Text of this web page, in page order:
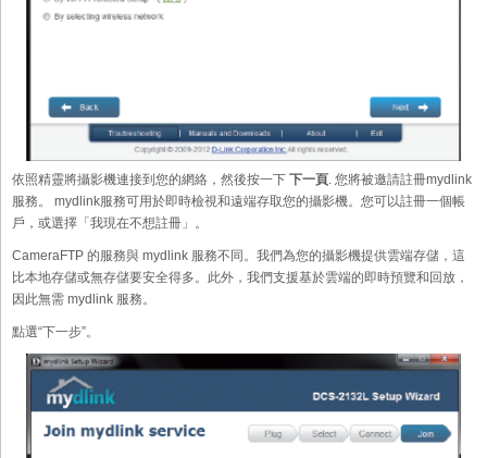
依照精靈將攝影機連接到您的網絡，然後按一下 下一頁. 您將被邀請註冊mydlink
服務。 mydlink服務可用於即時檢視和遠端存取您的攝影機。您可以註冊一個帳
戶，或選擇「我現在不想註冊」。
CameraFTP 的服務與 mydlink 服務不同。我們為您的攝影機提供雲端存儲，這
比本地存儲或無存儲要安全得多。此外，我們支援基於雲端的即時預覽和回放，
因此無需 mydlink 服務。
點選“下一步”。